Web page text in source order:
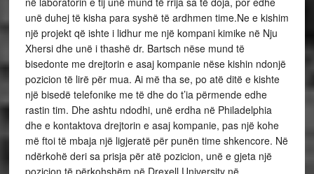
unë duhej të kisha para syshë të ardhmen time.Ne e kishim
një projekt që ishte i lidhur me një kompani kimike në Nju
Xhersi dhe unë i thashë dr. Bartsch nëse mund të
bisedonte me drejtorin e asaj kompanie nëse kishin ndonjë
pozicion të lirë për mua. Ai më tha se, po atë ditë e kishte
një bisedë telefonike me të dhe do t’ia përmende edhe
rastin tim. Dhe ashtu ndodhi, unë erdha në Philadelphia
dhe e kontaktova drejtorin e asaj kompanie, pas një kohe
më ftoi të mbaja një ligjeratë për punën time shkencore. Në
ndërkohë deri sa prisja për atë pozicion, unë e gjeta një